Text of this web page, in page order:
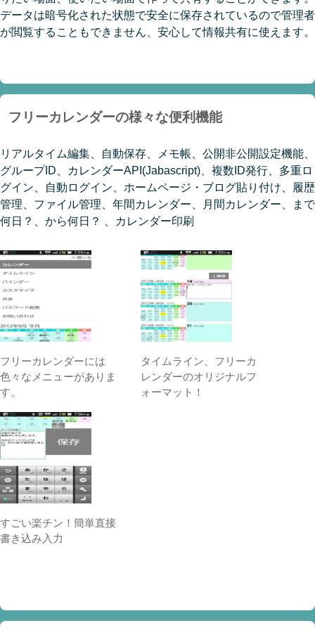
データは暗号化された状態で安全に保存されているので管理者
が閲覧することもできません、安心して情報共有に使えます。
フリーカレンダーの様々な便利機能
リアルタイム編集、自動保存、メモ帳、公開非公開設定機能、
グループID、カレンダーAPI(Jabascript)、複数ID発行、多重ロ
グイン、自動ログイン、ホームページ・ブログ貼り付け、履歴
管理、ファイル管理、年間カレンダー、月間カレンダー、まで
何日？、から何日？ 、カレンダー印刷
フリーカレンダーには
色々なメニューがありま
す。
タイムライン、フリーカ
レンダーのオリジナルフ
ォーマット！
すごい楽チン！簡単直接
書き込み入力